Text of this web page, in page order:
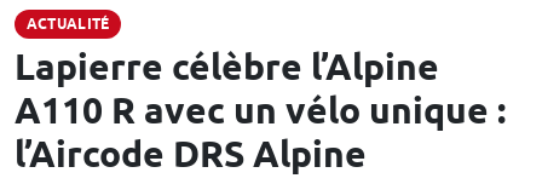
ACTUALITÉ
Lapierre célèbre l’Alpine
A110 R avec un vélo unique :
l’Aircode DRS Alpine